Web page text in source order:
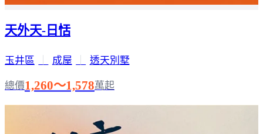
天外天-日恬
玉井區 成屋 透天別墅
總價1,260～1,578萬起